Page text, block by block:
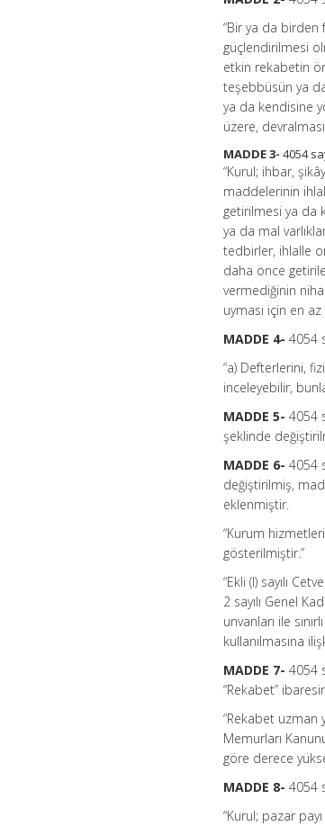
“Bir ya da
güçlendirilmesi
etkin rekabetin
teşebbüsün ya
ya da kendisine
üzere,
MADDE 3- 4054
“Kurul; ihbar,
maddelerinin
getirilmesi ya da
ya da mal
tedbirler, ihlalle
daha önce
vermediğinin
uyması için en
MADDE 4- 4054
“a) Defterlerini,
inceleyebilir,
MADDE 5- 4054
şeklinde
MADDE 6- 4054
değiştirilmiş,
eklenmiştir.
“Kurum
gösterilmiştir.”
“Ekli (I) sayılı
2 sayılı Genel
unvanları ile
kullanılmasına
MADDE 7- 4054
“Rekabet”
“Rekabet uzman
Memurları
göre derece
MADDE 8- 4054
“Kurul; pazar